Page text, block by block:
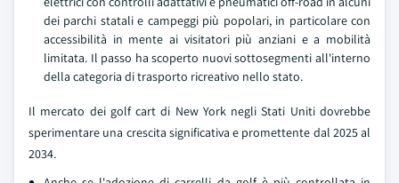
dei parchi statali e campeggi più popolari, in particolare con
accessibilità in mente ai visitatori più anziani e a mobilità
limitata. Il passo ha scoperto nuovi sottosegmenti all'interno
della categoria di trasporto ricreativo nello stato.
Il mercato dei golf cart di New York negli Stati Uniti dovrebbe
sperimentare una crescita significativa e promettente dal 2025 al
2034.